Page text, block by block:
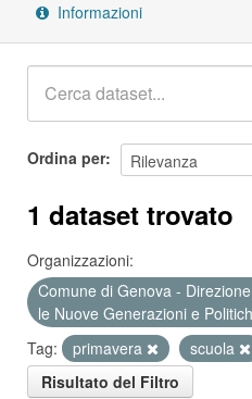
Informazioni
Ordina per
1 dataset trovato
Organizzazioni:
Comune di Genova -
le Nuove Generazioni e
Tag:
primavera scuola
Risultato del Filtro